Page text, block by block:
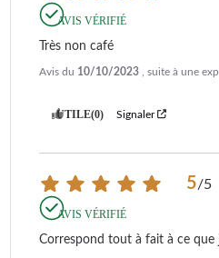
AVIS VÉRIFIÉ
Très non café
Avis du 10/10/2023 , suite à une
UTILE(0) Signaler
5/5
AVIS VÉRIFIÉ
Correspond tout à fait à ce que